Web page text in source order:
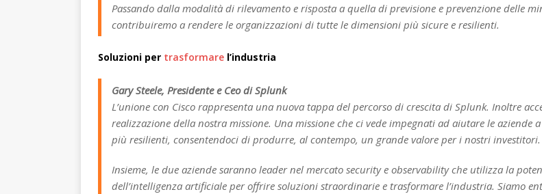
Passando dalla modalità di rilevamento e risposta a quella di previsione e prevenzione delle
contribuiremo a rendere le organizzazioni di tutte le dimensioni più sicure e resilienti.
Soluzioni per trasformare l’industria
Gary Steele, Presidente e Ceo di Splunk
L’unione con Cisco rappresenta una nuova tappa del percorso di crescita di Splunk. Inoltre
realizzazione della nostra missione. Una missione che ci vede impegnati ad aiutare le aziende
più resilienti, consentendoci di produrre, al contempo, un grande valore per i nostri investitori.
Insieme, le due aziende saranno leader nel mercato security e observability che utilizza la
dell’intelligenza artificiale per offrire soluzioni straordinarie e trasformare l’industria. Siamo